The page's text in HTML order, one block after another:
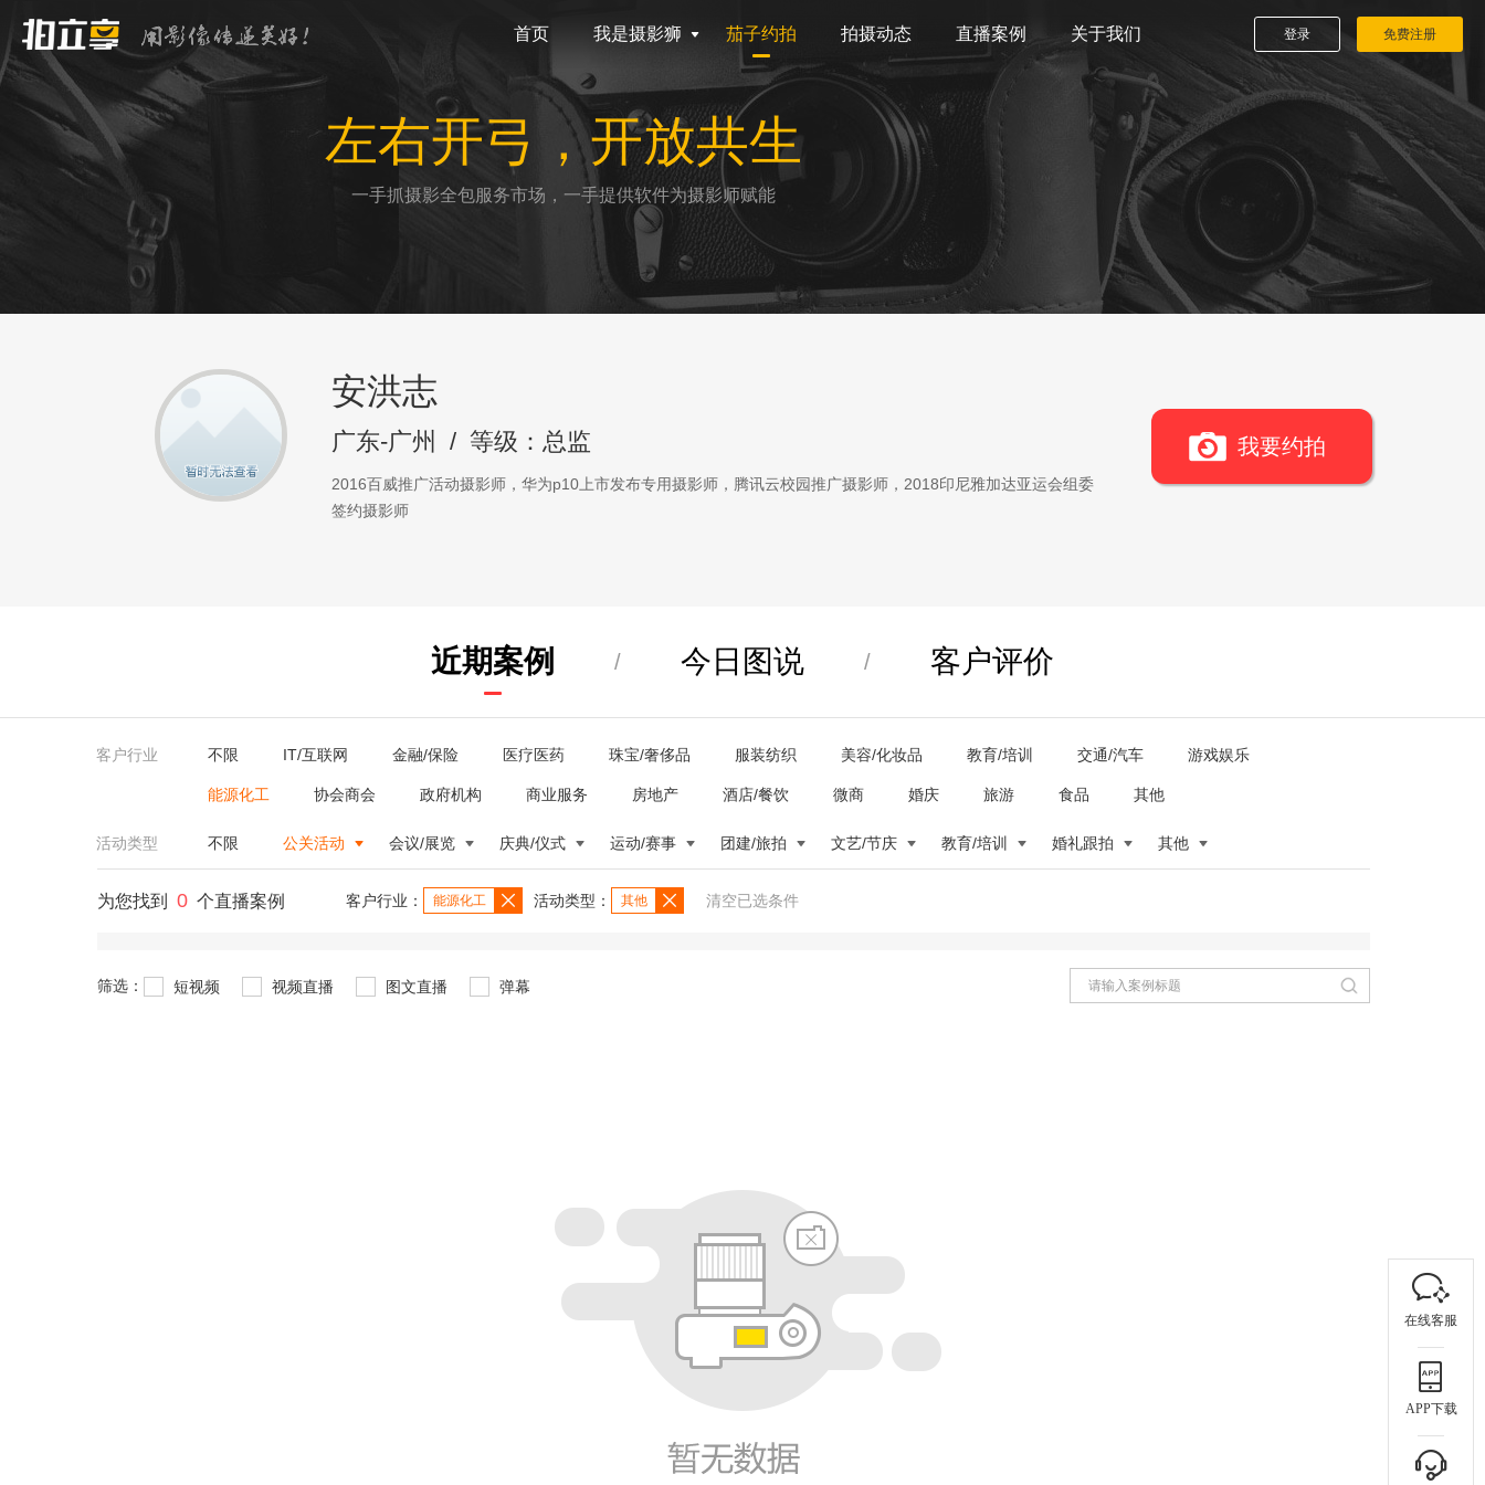
首页 我是摄影狮 茄子约拍 拍摄动态 直播案例 关于我们 登录 免费注册
左右开弓，开放共生
一手抓摄影全包服务市场，一手提供软件为摄影师赋能
安洪志
广东-广州 / 等级：总监
2016百威推广活动摄影师，华为p10上市发布专用摄影师，腾讯云校园推广摄影师，2018印尼雅加达亚运会组委
签约摄影师
我要约拍
近期案例 / 今日图说 / 客户评价
客户行业 不限 IT/互联网 金融/保险 医疗医药 珠宝/奢侈品 服装纺织 美容/化妆品 教育/培训 交通/汽车 游戏娱乐
能源化工 协会商会 政府机构 商业服务 房地产 酒店/餐饮 微商 婚庆 旅游 食品 其他
活动类型 不限 公关活动 会议/展览 庆典/仪式 运动/赛事 团建/旅拍 文艺/节庆 教育/培训 婚礼跟拍 其他
为您找到 0 个直播案例 客户行业： 能源化工 活动类型： 其他 清空已选条件
筛选： 短视频 视频直播 图文直播 弹幕
在线客服
APP下载